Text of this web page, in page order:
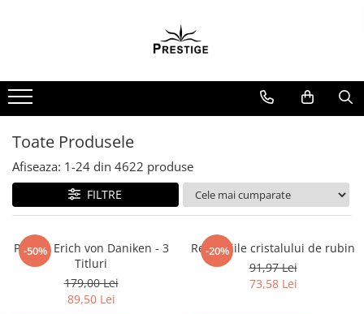
Noutati
Promotii
Spiritualitate - Ezoterism
AngelConnection
Arte Divinatorii
Chiromantie
Dezvoltare Spirituala
KidConnection
Toate Produsele
Afiseaza: 1-24 din 4622 produse
FILTRE
-50%
Pachet Erich von Daniken - 3
Titluri
179,00 Lei
89,50 Lei
-20%
Revelatiile cristalului de rubin
91,97 Lei
73,58 Lei